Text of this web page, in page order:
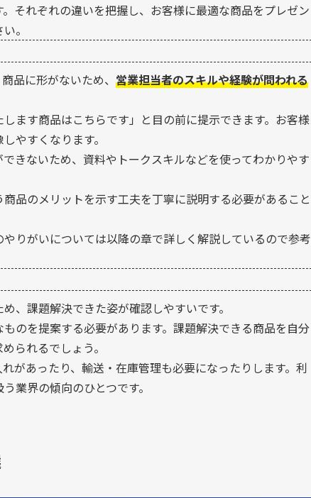
それぞれの違いを把握し、お客様に最適な商品をプレゼン
。
品に形がないため、 営業担当者のスキルや経験が問われる
ます商品はこちらです」と目の前に提示できます。お客様
やすくなります。
きないため、資料やトークスキルなどを使ってわかりやす
品のメリットを示す工夫を丁寧に説明する必要があること
りがいについては以降の章で詳しく解説しているので参考
、課題解決できた姿が確認しやすいです。
のを提案する必要があります。課題解決できる商品を自分
られるでしょう。
があったり、輸送・在庫管理も必要になったりします。利
業界の傾向のひとつです。